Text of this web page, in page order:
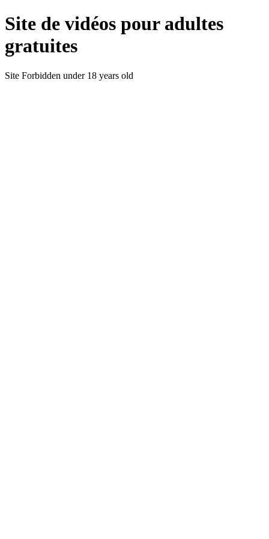
Site de vidéos pour adultes
gratuites
Site Forbidden under 18 years old